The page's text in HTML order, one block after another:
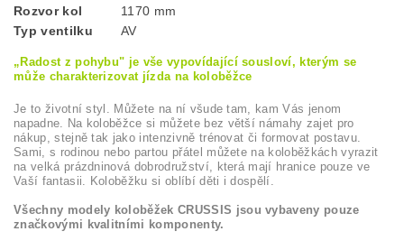
Rozvor kol
1170 mm
Typ ventilku
AV
„Radost z pohybu" je vše vypovídající sousloví, kterým se
může charakterizovat jízda na koloběžce
Je to životní styl. Můžete na ní všude tam, kam Vás jenom
napadne. Na koloběžce si můžete bez větší námahy zajet pro
nákup, stejně tak jako intenzivně trénovat či formovat postavu.
Sami, s rodinou nebo partou přátel můžete na koloběžkách vyrazit
na velká prázdninová dobrodružství, která mají hranice pouze ve
Vaší fantasii. Koloběžku si oblíbí děti i dospělí.
Všechny modely koloběžek CRUSSIS jsou vybaveny pouze
značkovými kvalitními komponenty.